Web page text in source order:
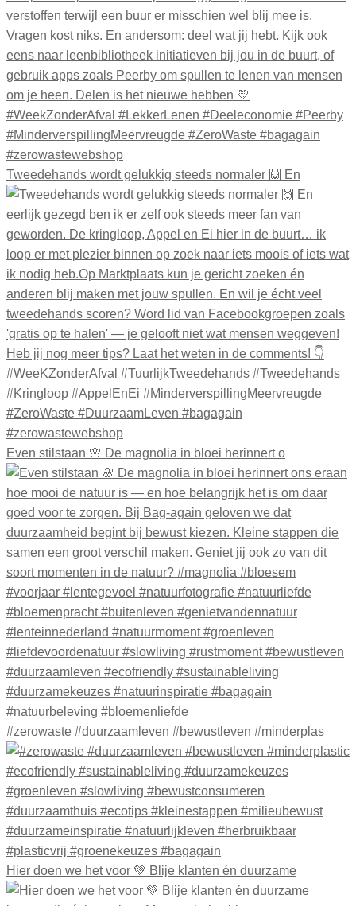
Tweedehands wordt gelukkig steeds normaler 🙌 En
Even stilstaan 🌸 De magnolia in bloei herinnert o
#zerowaste #duurzaamleven #bewustleven #minderplas
Hier doen we het voor 💚 Blije klanten én duurzame